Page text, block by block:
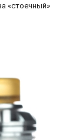
«стоечный»